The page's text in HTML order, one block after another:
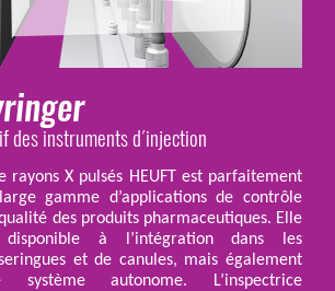
des instruments d´injection
rayons X pulsés HEUFT est parfaitement
gamme d’applications de contrôle
des produits pharmaceutiques. Elle
à l’intégration dans les
et de canules, mais également
autonome. L’inspectrice